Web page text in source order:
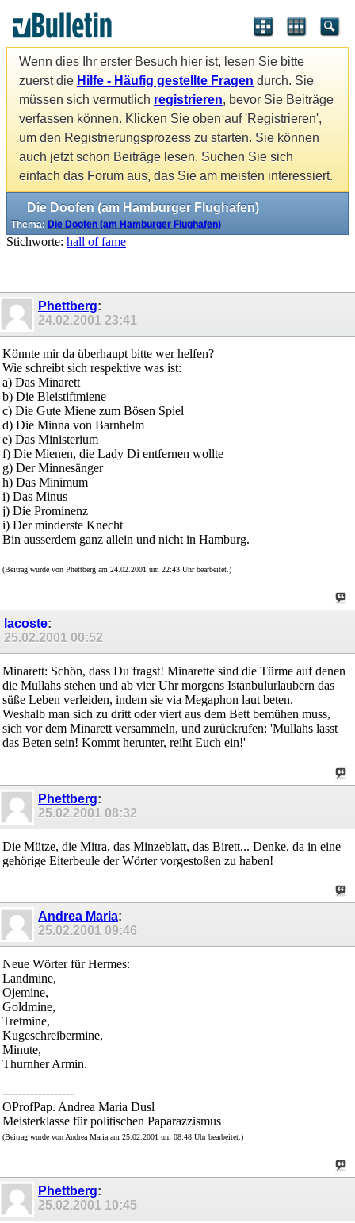
Wenn dies Ihr erster Besuch hier ist, lesen Sie bitte
zuerst die Hilfe - Häufig gestellte Fragen durch. Sie
müssen sich vermutlich registrieren, bevor Sie Beiträge
verfassen können. Klicken Sie oben auf 'Registrieren',
um den Registrierungsprozess zu starten. Sie können
auch jetzt schon Beiträge lesen. Suchen Sie sich
einfach das Forum aus, das Sie am meisten interessiert.
Die Doofen (am Hamburger Flughafen)
Thema: Die Doofen (am Hamburger Flughafen)
Stichworte: hall of fame
Phettberg:
24.02.2001 23:41
Könnte mir da überhaupt bitte wer helfen?
Wie schreibt sich respektive was ist:
a) Das Minarett
b) Die Bleistiftmiene
c) Die Gute Miene zum Bösen Spiel
d) Die Minna von Barnhelm
e) Das Ministerium
f) Die Mienen, die Lady Di entfernen wollte
g) Der Minnesänger
h) Das Minimum
i) Das Minus
j) Die Prominenz
i) Der minderste Knecht
Bin ausserdem ganz allein und nicht in Hamburg.
(Beitrag wurde von Phettberg am 24.02.2001 um 22:43 Uhr bearbeitet.)
lacoste:
25.02.2001 00:52
Minarett: Schön, dass Du fragst! Minarette sind die Türme auf denen
die Mullahs stehen und ab vier Uhr morgens Istanbulurlaubern das
süße Leben verleiden, indem sie via Megaphon laut beten.
Weshalb man sich zu dritt oder viert aus dem Bett bemühen muss,
sich vor dem Minarett versammeln, und zurückrufen: 'Mullahs lasst
das Beten sein! Kommt herunter, reiht Euch ein!'
Phettberg:
25.02.2001 08:32
Die Mütze, die Mitra, das Minzeblatt, das Birett... Denke, da in eine
gehörige Eiterbeule der Wörter vorgestoßen zu haben!
Andrea Maria:
25.02.2001 09:46
Neue Wörter für Hermes:
Landmine,
Ojemine,
Goldmine,
Tretmine,
Kugeschreibermine,
Minute,
Thurnher Armin.
------------------
OProfPap. Andrea Maria Dusl
Meisterklasse für politischen Paparazzismus
(Beitrag wurde von Andrea Maria am 25.02.2001 um 08:48 Uhr bearbeitet.)
Phettberg:
25.02.2001 10:45